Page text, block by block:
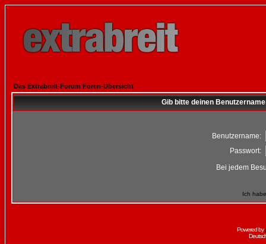
Das Extrabreit-Forum Foren-Übersicht
Gib bitte deinen
Benutzername:
Passwort:
Bei jedem
Ich
Powered by